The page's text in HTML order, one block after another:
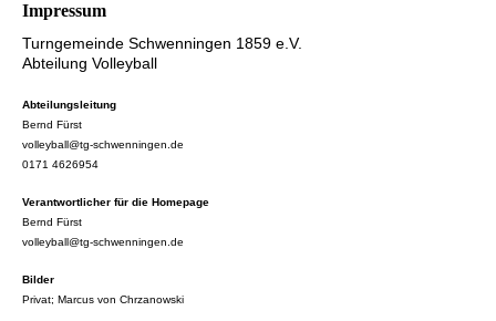
Impressum
Turngemeinde Schwenningen 1859 e.V.
Abteilung Volleyball
Abteilungsleitung
Bernd Fürst
volleyball@tg-schwenningen.de
0171 4626954
Verantwortlicher für die Homepage
Bernd Fürst
volleyball@tg-schwenningen.de
Bilder
Privat; Marcus von Chrzanowski